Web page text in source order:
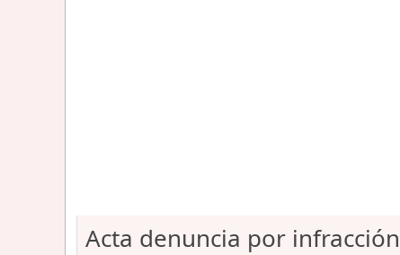
Acta denuncia por